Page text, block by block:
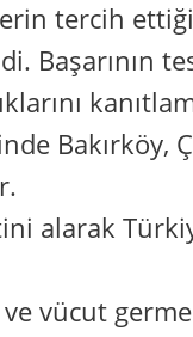
tercih
Başarının
Bakırköy,
alarak
ve vücut